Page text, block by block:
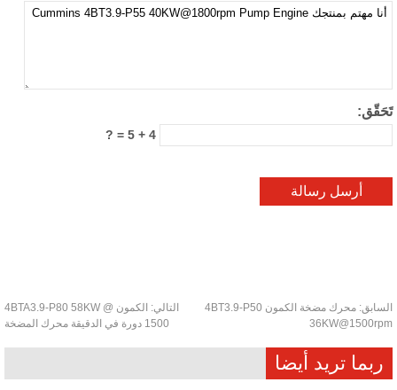
محرك مضخة الكمون 4BT3.9-P50
التالي:
الكمون 4BTA3.9-P80 58KW @
1500 دورة في الدقيقة محرك المضخة
تريد أيضا